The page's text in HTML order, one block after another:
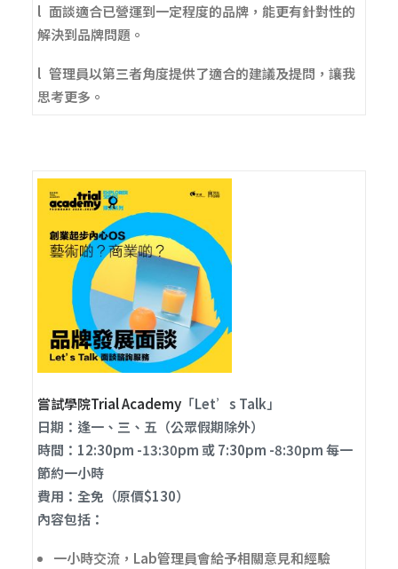
l 面談適合已營運到一定程度的品牌，能更有針對性的
解決到品牌問題。
l 管理員以第三者角度提供了適合的建議及提問，讓我
思考更多。
嘗試學院Trial Academy 「Let’s Talk」
日期：逢一、三、五（公眾假期除外）
時間：12:30pm -13:30pm 或 7:30pm -8:30pm 每一
節約一小時
費用：全免（原價$130）
內容包括：
一小時交流，Lab管理員會給予相關意見和經驗